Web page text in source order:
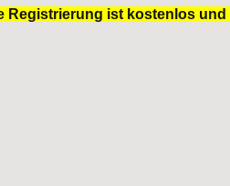
Registrierung ist kostenlos